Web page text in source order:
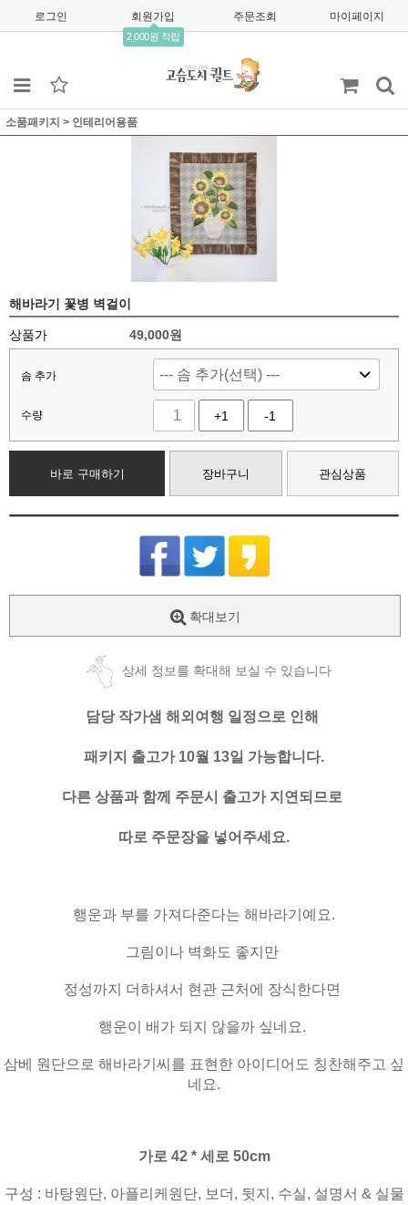
로그인 회원가입
2,000원 적립
주문조회 마이페이지
소품패키지 > 인테리어용품
해바라기 꽃병 벽걸이
상품가 49,000원
솜 추가
수량 +1 -1
바로 구매하기 장바구니 관심상품
확대보기
상세 정보를 확대해 보실 수 있습니다
담당 작가샘 해외여행 일정으로 인해
패키지 출고가 10월 13일 가능합니다.
다른 상품과 함께 주문시 출고가 지연되므로
따로 주문장을 넣어주세요.
행운과 부를 가져다준다는 해바라기예요.
그림이나 벽화도 좋지만
정성까지 더하셔서 현관 근처에 장식한다면
행운이 배가 되지 않을까 싶네요.
삼베 원단으로 해바라기씨를 표현한 아이디어도 칭찬해주고 싶
네요.
가로 42 * 세로 50cm
구성 : 바탕원단, 아플리케원단, 보더, 뒷지, 수실, 설명서 & 실물